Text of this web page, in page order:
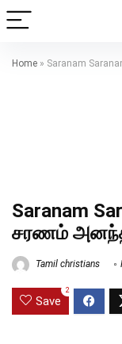
Home » Saranam
Saranam
சரணம்
Tamil christians
Save
2